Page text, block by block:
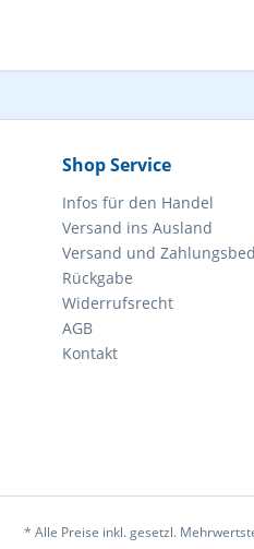
Shop Service
Infos für den Handel
Versand ins Ausland
Versand und
Rückgabe
Widerrufsrecht
AGB
Kontakt
* Alle Preise inkl. gesetzl.